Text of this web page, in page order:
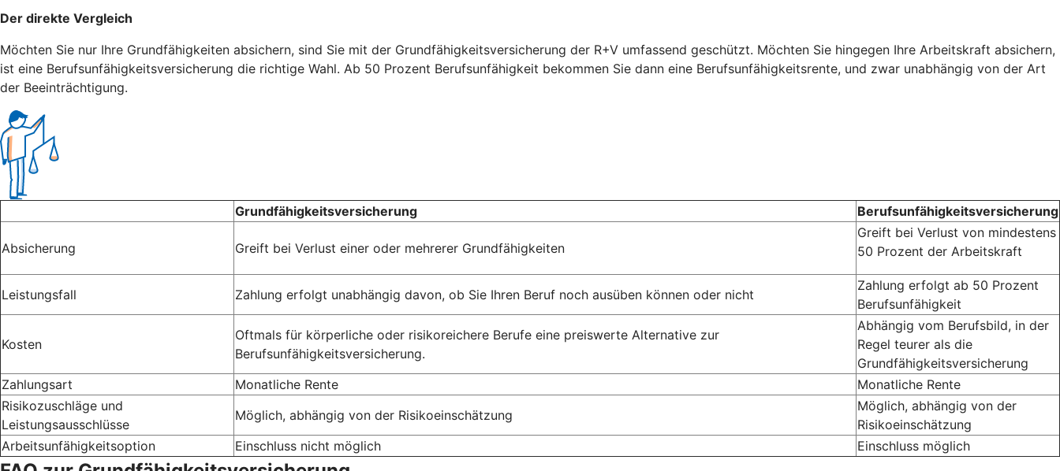
Der direkte Vergleich
Möchten Sie nur Ihre Grundfähigkeiten absichern, sind Sie mit der Grundfähigkeitsversicherung der R+V umfassend geschützt. Möchten Sie hingegen Ihre Arbeitskraft absichern,
ist eine Berufsunfähigkeitsversicherung die richtige Wahl. Ab 50 Prozent Berufsunfähigkeit bekommen Sie dann eine Berufsunfähigkeitsrente, und zwar unabhängig von der Art
der Beeinträchtigung.
Grundfähigkeitsversicherung Berufsunfähigkeitsversicherung
Absicherung Greift bei Verlust einer oder mehrerer Grundfähigkeiten
Greift bei Verlust von mindestens
50 Prozent der Arbeitskraft
Leistungsfall Zahlung erfolgt unabhängig davon, ob Sie Ihren Beruf noch ausüben können oder nicht
Zahlung erfolgt ab 50 Prozent
Berufsunfähigkeit
Kosten
Oftmals für körperliche oder risikoreichere Berufe eine preiswerte Alternative zur
Berufsunfähigkeitsversicherung.
Abhängig vom Berufsbild, in der
Regel teurer als die
Grundfähigkeitsversicherung
Zahlungsart
Monatliche Rente
Monatliche Rente
Risikozuschläge und
Leistungsausschlüsse
Möglich, abhängig von der Risikoeinschätzung
Möglich, abhängig von der
Risikoeinschätzung
Arbeitsunfähigkeitsoption
Einschluss nicht möglich Einschluss möglich